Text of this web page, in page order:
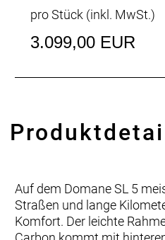
pro Stück (inkl. MwSt.)
3.099,00 EUR
Auf dem Domane SL 5
Straßen und lange
Komfort. Der leichte